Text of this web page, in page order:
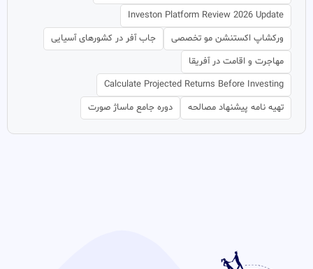
Investon Platform Review 2026 Update
ورکشاپ اکستنشن مو تخصصی
جاب آفر در کشورهای آسیایی
مهاجرت و اقامت در آفریقا
Calculate Projected Returns Before Investing
تهیه نامه پیشنهاد مصالحه
دوره جامع ماساژ صورت